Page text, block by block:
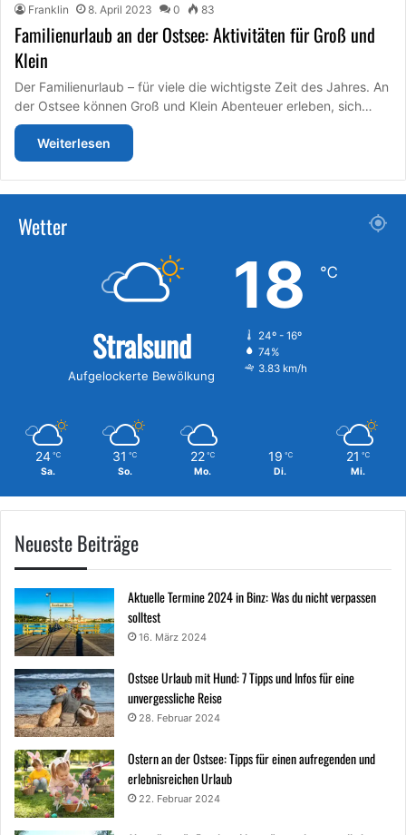
Franklin 8. April 2023 0 83
Familienurlaub an der Ostsee: Aktivitäten für Groß und
Klein
Der Familienurlaub – für viele die wichtigste Zeit des Jahres. An
der Ostsee können Groß und Klein Abenteuer erleben, sich…
Weiterlesen
Wetter
Stralsund
Aufgelockerte Bewölkung
18 ℃
24º - 16º
74%
3.83 km/h
24 ℃
Sa.
31 ℃
So.
22 ℃
Mo.
19 ℃
Di.
21 ℃
Mi.
Neueste Beiträge
Aktuelle Termine 2024 in Binz: Was du nicht verpassen
solltest
16. März 2024
Ostsee Urlaub mit Hund: 7 Tipps und Infos für eine
unvergessliche Reise
28. Februar 2024
Ostern an der Ostsee: Tipps für einen aufregenden und
erlebnisreichen Urlaub
22. Februar 2024